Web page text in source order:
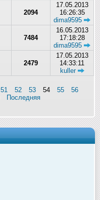
2094
17.05.2013
16:26:35
dima9595
7484
16.05.2013
17:18:28
dima9595
2479
17.05.2013
14:33:11
kuller
51 52 53 54 55
56
Последняя